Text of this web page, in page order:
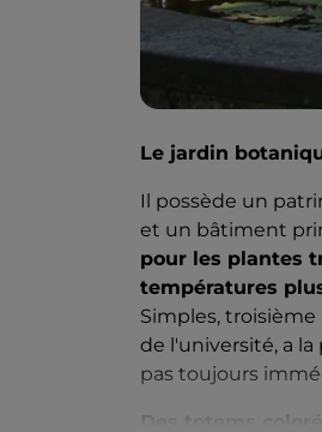
Le jardin
Il possède un
et un bâtiment
pour les plantes
températures
Simples,
de l'université, a
pas toujours
Des totems